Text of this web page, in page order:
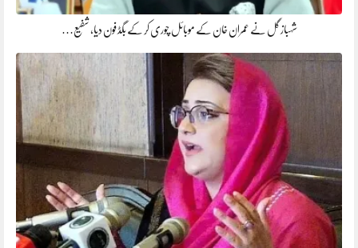
شہباز گل نے عمران خان کے موبائل چوری کر کے بگڈ فون دیا، شفیع…